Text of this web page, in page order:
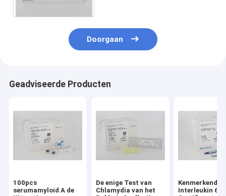
Doorgaan
Geadviseerde Producten
100pcs
serumamyloid A de
De enige Test van
Chlamydia van het
Kenmerkende
Interleukin 6